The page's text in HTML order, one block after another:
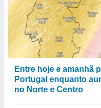
Entre hoje e amanhã
Portugal enquanto
no Norte e Centro